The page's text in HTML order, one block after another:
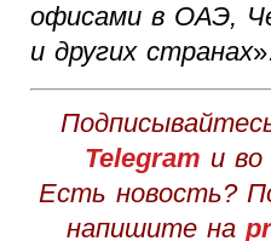
офисами в ОАЭ,
и других странах
Telegram и во
Есть новость?
напишите на